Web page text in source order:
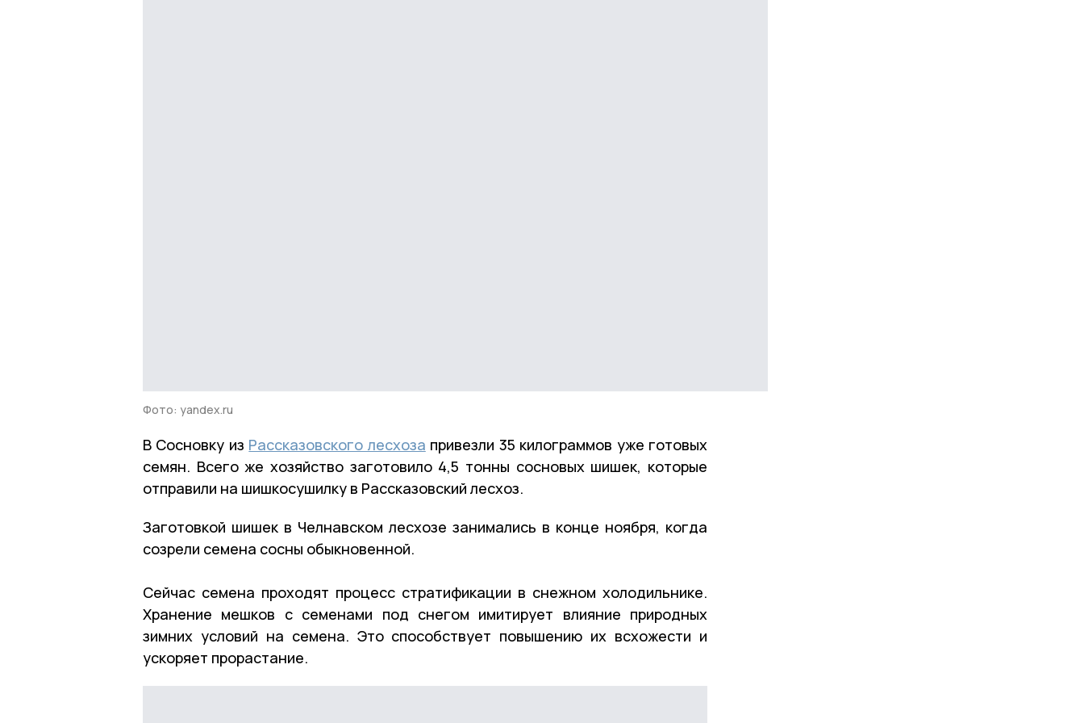
Фото: yandex.ru
В Сосновку из Рассказовского лесхоза привезли 35 килограммов уже готовых
семян. Всего же хозяйство заготовило 4,5 тонны сосновых шишек, которые
отправили на шишкосушилку в Рассказовский лесхоз.
Заготовкой шишек в Челнавском лесхозе занимались в конце ноября, когда
созрели семена сосны обыкновенной.
Сейчас семена проходят процесс стратификации в снежном холодильнике.
Хранение мешков с семенами под снегом имитирует влияние природных
зимних условий на семена. Это способствует повышению их всхожести и
ускоряет прорастание.